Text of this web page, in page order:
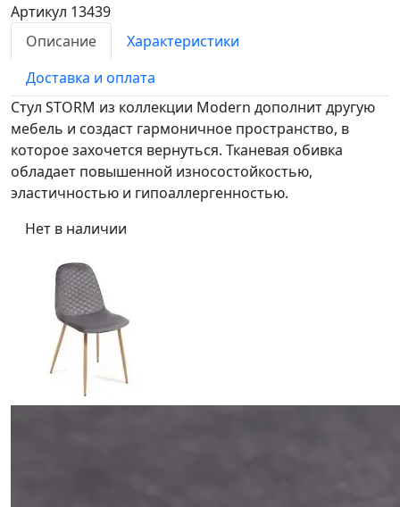
Артикул 13439
Описание
Характеристики
Доставка и оплата
Стул STORM из коллекции Modern дополнит другую
мебель и создаст гармоничное пространство, в
которое захочется вернуться. Тканевая обивка
обладает повышенной износостойкостью,
эластичностью и гипоаллергенностью.
Нет в наличии